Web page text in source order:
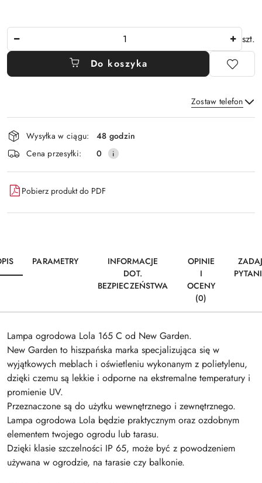
szt.
Do koszyka
Zostaw telefon
Wyślij
Dostępność
i
dostawa
Wysyłka w ciągu:
48 godzin
Cena przesyłki:
0
Pobierz produkt do PDF
PARAMETRY
INFORMACJE
DOT.
BEZPIECZEŃSTWA
OPINIE
I
OCENY
(0)
Lampa ogrodowa Lola 165 C od New Garden.
New Garden to hiszpańska marka specjalizująca się w
wyjątkowych meblach i oświetleniu wykonanym z polietylenu,
dzięki czemu są lekkie i odporne na ekstremalne temperatury i
promienie UV.
Przeznaczone są do użytku wewnętrznego i zewnętrznego.
Lampa ogrodowa Lola będzie praktycznym oraz ozdobnym
elementem twojego ogrodu lub tarasu.
Dzięki klasie szczelności IP 65, może być z powodzeniem
używana w ogrodzie, na tarasie czy balkonie.